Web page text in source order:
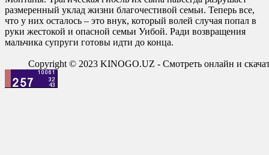
размеренный уклад жизни благочестивой семьи. Теперь все,
что у них осталось – это внук, который волей случая попал в
руки жестокой и опасной семьи Уибой. Ради возвращения
мальчика супруги готовы идти до конца.
Copyright © 2023 KINOGO.UZ - Смотреть онлайн и